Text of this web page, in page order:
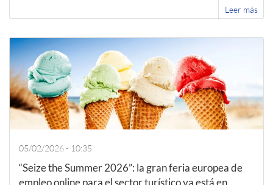
Leer más
05/02/2026 - 10:35
“Seize the Summer 2026”: la gran feria europea de
empleo online para el sector turístico ya está en